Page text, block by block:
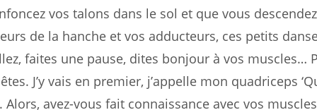
vos talons dans le sol et que vous
de la hanche et vos adducteurs, ces petits
faites une pause, dites bonjour à vos muscles…
J’y vais en premier, j’appelle mon quadriceps
avez-vous fait connaissance avec vos